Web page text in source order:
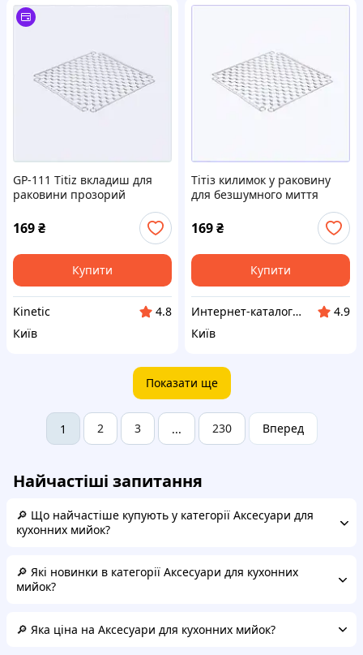
GP-111 Titiz вкладиш для
раковини прозорий
169₴
Купити
Kinetic
4.8
Київ
Тітіз килимок у раковину
для безшумного миття
169₴
Купити
Интер​нет-ка​т​ал​​ог ски​​д​ок "МОДНИК"
4.9
Київ
Показати ще
1 2 3 ... 230 Вперед
Найчастіші запитання
🔎 Що найчастіше купують у категорії Аксесуари для
кухонних мийок?
🔎 Які новинки в категорії Аксесуари для кухонних
мийок?
🔎 Яка ціна на Аксесуари для кухонних мийок?